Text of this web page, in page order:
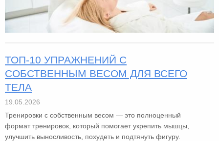
ТОП-10 УПРАЖНЕНИЙ С
СОБСТВЕННЫМ ВЕСОМ ДЛЯ ВСЕГО
ТЕЛА
19.05.2026
Тренировки с собственным весом — это полноценный
формат тренировок, который помогает укрепить мышцы,
улучшить выносливость, похудеть и подтянуть фигуру.